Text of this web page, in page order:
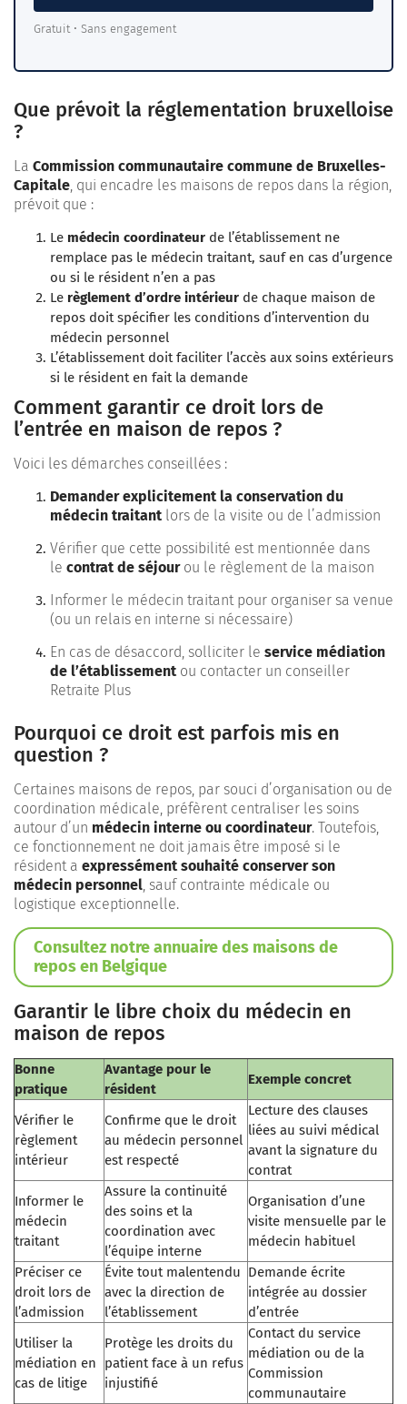
Gratuit • Sans engagement
Que prévoit la réglementation bruxelloise
?
La Commission communautaire commune de Bruxelles-
Capitale, qui encadre les maisons de repos dans la région,
prévoit que :
Le médecin coordinateur de l’établissement ne
remplace pas le médecin traitant, sauf en cas d’urgence
ou si le résident n’en a pas
Le règlement d’ordre intérieur de chaque maison de
repos doit spécifier les conditions d’intervention du
médecin personnel
L’établissement doit faciliter l’accès aux soins extérieurs
si le résident en fait la demande
Comment garantir ce droit lors de
l’entrée en maison de repos ?
Voici les démarches conseillées :
Demander explicitement la conservation du
médecin traitant lors de la visite ou de l’admission
Vérifier que cette possibilité est mentionnée dans
le contrat de séjourou le règlement de la maison
Informer le médecin traitant pour organiser sa venue
(ou un relais en interne si nécessaire)
En cas de désaccord, solliciter le service médiation
de l’établissement ou contacter un conseiller
Retraite Plus
Pourquoi ce droit est parfois mis en
question ?
Certaines maisons de repos, par souci d’organisation ou de
coordination médicale, préfèrent centraliser les soins
autour d’un médecin interne ou coordinateur. Toutefois,
ce fonctionnement ne doit jamais être imposé si le
résident a expressément souhaité conserver son
médecin personnel, sauf contrainte médicale ou
logistique exceptionnelle.
Consultez notre annuaire des maisons de
repos en Belgique
Garantir le libre choix du médecin en
maison de repos
Bonne
pratique
Avantage pour le
résident
Exemple concret
Vérifier le
règlement
intérieur
Confirme que le droit
au médecin personnel
est respecté
Lecture des clauses
liées au suivi médical
avant la signature du
contrat
Informer le
médecin
traitant
Assure la continuité
des soins et la
coordination avec
l’équipe interne
Organisation d’une
visite mensuelle par le
médecin habituel
Préciser ce
droit lors de
l’admission
Évite tout malentendu
avec la direction de
l’établissement
Demande écrite
intégrée au dossier
d’entrée
Utiliser la
médiation en
cas de litige
Protège les droits du
patient face à un refus
injustifié
Contact du service
médiation ou de la
Commission
communautaire